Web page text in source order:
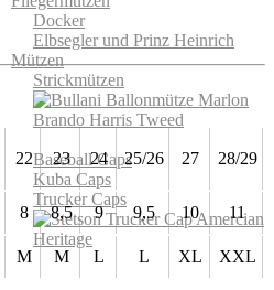
Docker
Elbsegler und Prinz Heinrich
Mützen
Strickmützen
Baseball Caps
Kuba Caps
Trucker Caps
22 23 24 25/26 27 28/29
8 8,5 9 9,5 10 11
M M L L XL XXL